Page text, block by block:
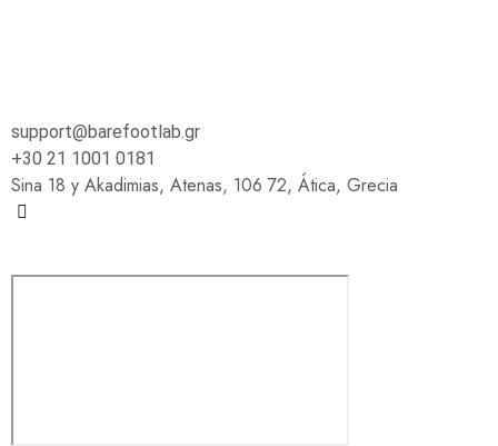
support@barefootlab.gr
+30 21 1001 0181
Sina 18 y Akadimias, Atenas, 106 72, Ática, Grecia